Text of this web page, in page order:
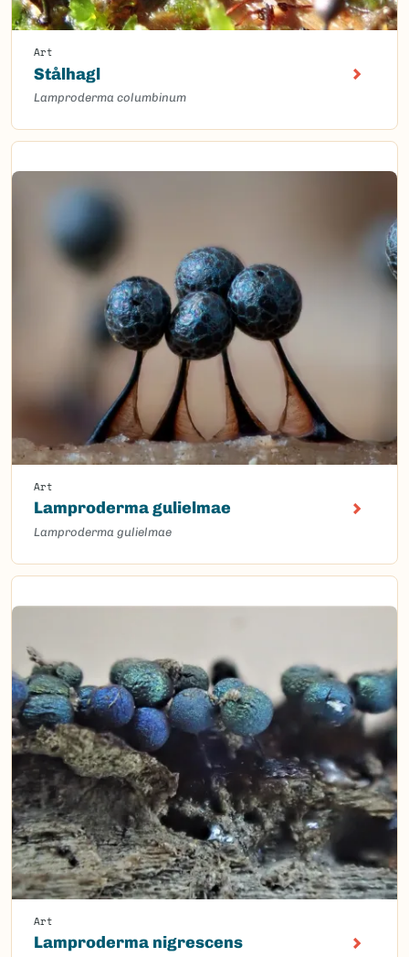
Art
Stålhagl
Lamproderma columbinum
Art
Lamproderma gulielmae
Lamproderma gulielmae
Art
Lamproderma nigrescens